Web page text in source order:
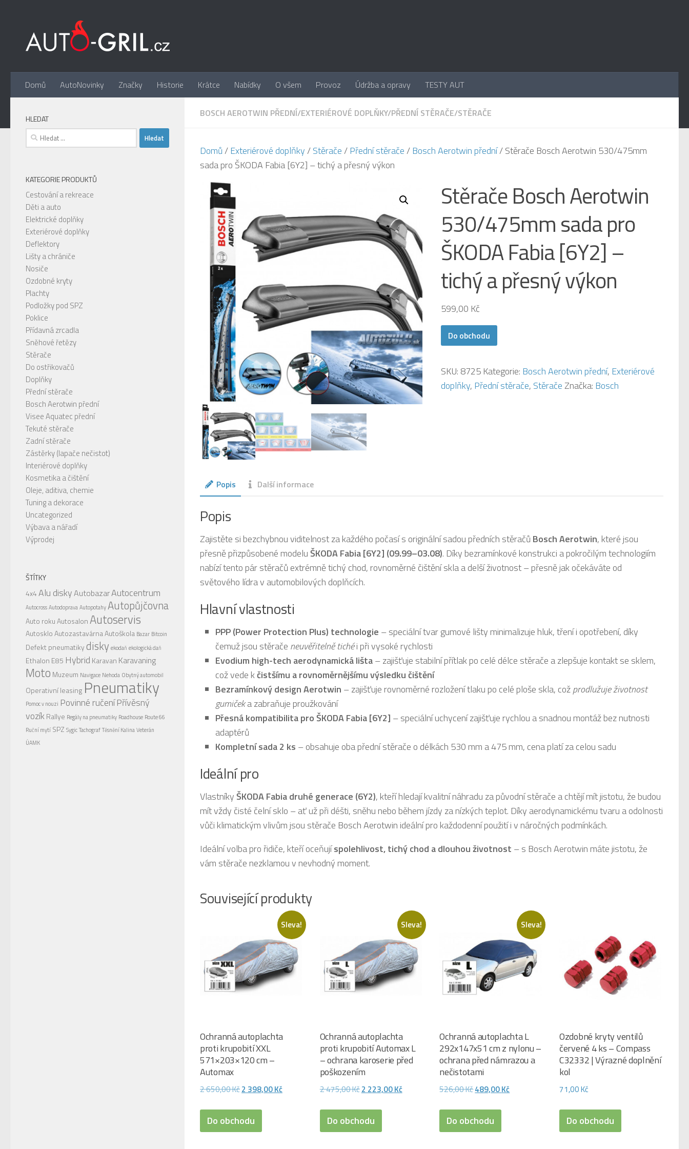
Domů AutoNovinky Značky Historie Krátce Nabídky O všem Provoz Údržba a opravy TESTY AUT
BOSCH AEROTWIN PŘEDNÍ/EXTERIÉROVÉ DOPLŇKY/PŘEDNÍ STĚRAČE/STĚRAČE
Domů/Exteriérové doplňky/Stěrače/Přední stěrače/Bosch Aerotwin přední/ Stěrače Bosch Aerotwin 530/475mm
sada pro ŠKODA Fabia [6Y2] – tichý a přesný výkon
Stěrače Bosch Aerotwin
530/475mm sada pro
ŠKODA Fabia [6Y2] –
tichý a přesný výkon
599,00 Kč
Do obchodu
SKU: 8725 Kategorie: Bosch Aerotwin přední, Exteriérové
doplňky, Přední stěrače, Stěrače Značka: Bosch
Popis Další informace
Popis
Zajistěte si bezchybnou viditelnost za každého počasí s originální sadou předních stěračů Bosch Aerotwin, které jsou
přesně přizpůsobené modeluŠKODA Fabia [6Y2] (09.99–03.08). Díky bezramínkové konstrukci a pokročilým technologiím
nabízí tento pár stěračů extrémně tichý chod, rovnoměrné čištění skla a delší životnost – přesně jak očekáváte od
světového lídra v automobilových doplňcích.
Hlavní vlastnosti
PPP (Power Protection Plus) technologie – speciální tvar gumové lišty minimalizuje hluk, tření i opotřebení, díky
čemuž jsou stěrače neuvěřitelně tichéi při vysoké rychlosti
Evodium high-tech aerodynamická lišta– zajišťuje stabilní přítlak po celé délce stěrače a zlepšuje kontakt se sklem,
což vede kčistšímu a rovnoměrnějšímu výsledku čištění
Bezramínkový design Aerotwin – zajišťuje rovnoměrné rozložení tlaku po celé ploše skla, cožprodlužuje životnost
gumičeka zabraňuje proužkování
Přesná kompatibilita pro ŠKODA Fabia [6Y2] – speciální uchycení zajišťuje rychlou a snadnou montáž bez nutnosti
adaptérů
Kompletní sada 2 ks – obsahuje oba přední stěrače o délkách 530 mm a 475 mm, cena platí za celou sadu
Ideální pro
VlastníkyŠKODA Fabia druhé generace (6Y2), kteří hledají kvalitní náhradu za původní stěrače a chtějí mít jistotu, že budou
mít vždy čisté čelní sklo – ať už při déšti, sněhu nebo během jízdy za nízkých teplot. Díky aerodynamickému tvaru a odolnosti
vůči klimatickým vlivům jsou stěrače Bosch Aerotwin ideální pro každodenní použití i v náročných podmínkách.
Ideální volba pro řidiče, kteří oceňujíspolehlivost, tichý chod a dlouhou životnost – s Bosch Aerotwin máte jistotu, že
vám stěrače nezklamou v nevhodný moment.
Související produkty
Sleva!
Ochranná autoplachta
proti krupobití XXL
571×203×120 cm –
Automax
2 650,00KčPůvodní
byla:
2
2 398,00KčAktuální
Do obchodu
Sleva!
Ochranná autoplachta
proti krupobití Automax L
– ochrana karoserie před
poškozením
2 475,00KčPůvodní
byla:
2
2 223,00KčAktuální
Do obchodu
Sleva!
Ochranná autoplachta L
292x147x51 cm z nylonu –
ochrana před námrazou a
nečistotami
526,00KčPůvodní
byla:
526,00 Kč.
489,00KčAktuální
Do obchodu
Ozdobné kryty ventilů
červené 4 ks – Compass
C32332 | Výrazné doplnění
kol
71,00Kč
Do obchodu
HLEDAT
Vyhledávání
KATEGORIE PRODUKTŮ
Cestování a rekreace
Děti a auto
Elektrické doplňky
Exteriérové doplňky
Deflektory
Lišty a chrániče
Nosiče
Ozdobné kryty
Plachty
Podložky pod SPZ
Poklice
Přídavná zrcadla
Sněhové řetězy
Stěrače
Do ostřikovačů
Doplňky
Přední stěrače
Bosch Aerotwin přední
Visee Aquatec přední
Tekuté stěrače
Zadní stěrače
Zástěrky (lapače nečistot)
Interiérové doplňky
Kosmetika a čištění
Oleje, aditiva, chemie
Tuning a dekorace
Uncategorized
Výbava a nářadí
Výprodej
ŠTÍTKY
4x4Alu diskyAutobazarAutocentrum
AutocrossAutodopravaAutopotahyAutopůjčovna
Auto rokuAutosalonAutoservis
AutoskloAutozastavárnaAutoškola Bazar Bitcoin
Defekt pneumatikydisky ekodaň ekologická daň
Ethalon E85 Hybrid Karavan Karavaning
Moto Muzeum Navigace Nehoda Obytný automobil
Operativní leasing Pneumatiky
Pomoc v nouzi Povinné ručeníPřívěsný
vozíkRallye Regály na pneumatiky Roadhouse Route 66
Ruční mytí SPZ SygicTachografTěsnění KalinaVeterán
ÚAMK